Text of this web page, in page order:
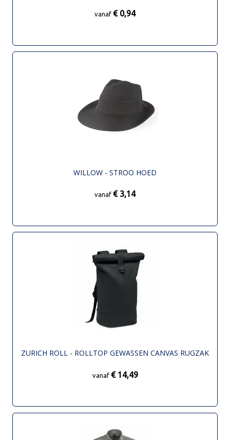
vanaf € 0,94
WILLOW - STROO HOED
vanaf € 3,14
ZURICH ROLL - ROLLTOP GEWASSEN CANVAS RUGZAK
vanaf € 14,49